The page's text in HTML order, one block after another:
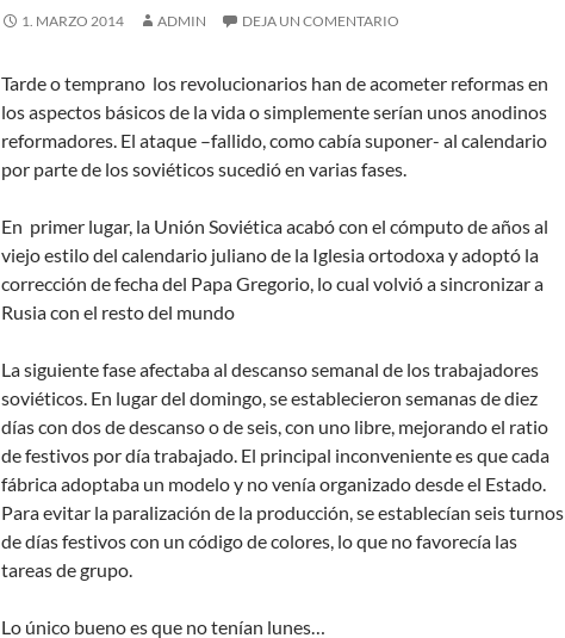
1. MARZO 2014 ADMIN DEJA UN COMENTARIO
Tarde o temprano los revolucionarios han de acometer reformas en
los aspectos básicos de la vida o simplemente serían unos anodinos
reformadores. El ataque –fallido, como cabía suponer- al calendario
por parte de los soviéticos sucedió en varias fases.
En primer lugar, la Unión Soviética acabó con el cómputo de años al
viejo estilo del calendario juliano de la Iglesia ortodoxa y adoptó la
corrección de fecha del Papa Gregorio, lo cual volvió a sincronizar a
Rusia con el resto del mundo
La siguiente fase afectaba al descanso semanal de los trabajadores
soviéticos. En lugar del domingo, se establecieron semanas de diez
días con dos de descanso o de seis, con uno libre, mejorando el ratio
de festivos por día trabajado. El principal inconveniente es que cada
fábrica adoptaba un modelo y no venía organizado desde el Estado.
Para evitar la paralización de la producción, se establecían seis turnos
de días festivos con un código de colores, lo que no favorecía las
tareas de grupo.
Lo único bueno es que no tenían lunes…